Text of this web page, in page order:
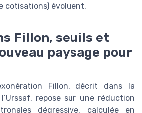
cotisations) évoluent.
Fillon, seuils et
paysage pour
Fillon, décrit dans la
repose sur une réduction
dégressive, calculée en